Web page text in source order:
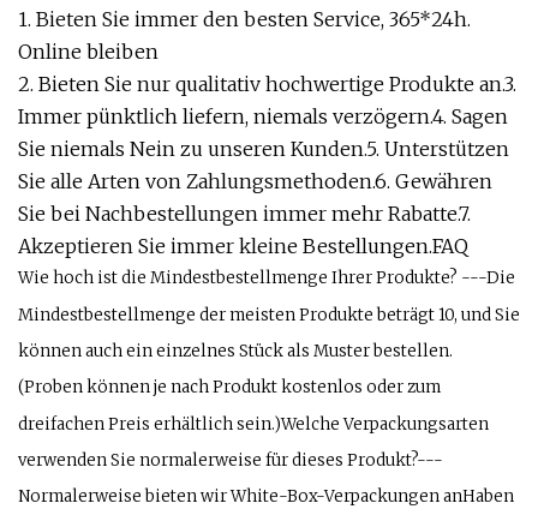
1. Bieten Sie immer den besten Service, 365*24h.
Online bleiben
2. Bieten Sie nur qualitativ hochwertige Produkte an.3.
Immer pünktlich liefern, niemals verzögern.4. Sagen
Sie niemals Nein zu unseren Kunden.5. Unterstützen
Sie alle Arten von Zahlungsmethoden.6. Gewähren
Sie bei Nachbestellungen immer mehr Rabatte.7.
Akzeptieren Sie immer kleine Bestellungen.FAQ
Wie hoch ist die Mindestbestellmenge Ihrer Produkte? ---Die
Mindestbestellmenge der meisten Produkte beträgt 10, und Sie
können auch ein einzelnes Stück als Muster bestellen.
(Proben können je nach Produkt kostenlos oder zum
dreifachen Preis erhältlich sein.)Welche Verpackungsarten
verwenden Sie normalerweise für dieses Produkt?---
Normalerweise bieten wir White-Box-Verpackungen anHaben